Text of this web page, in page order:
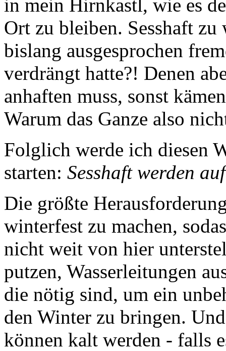
in mein Hirnkastl, wie es
Ort zu bleiben. Sesshaft
bislang ausgesprochen
verdrängt hatte?! Denen
anhaften muss, sonst
Warum das Ganze also
Folglich werde ich diesen
starten: Sesshaft werden
Die größte
winterfest zu machen,
nicht weit von hier
putzen, Wasserleitungen
die nötig sind, um ein
den Winter zu bringen.
können kalt werden - falls